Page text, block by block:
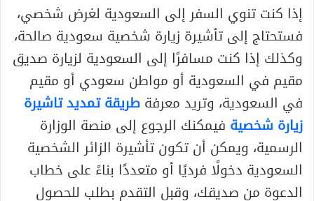
إذا كنت تنوي السفر إلى السعودية لغرض شخصي،
فستحتاج إلى تأشيرة زيارة شخصية سعودية صالحة،
وكذلك إذا كنت مسافرًا إلى السعودية لزيارة صديق
مقيم في السعودية أو مواطن سعودي أو مقيم
في السعودية، وتريد معرفةطريقة تمديد تاشيرة
زيارة شخصية فيمكنك الرجوع إلى منصة الوزارة
الرسمية، ويمكن أن تكون تأشيرة الزائر الشخصية
السعودية دخولًا فرديًا أو متعددًا بناءً على خطاب
الدعوة من صديقك، وقبل التقدم بطلب للحصول